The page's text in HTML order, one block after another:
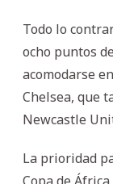
Todo lo
ocho puntos
acomodarse
Chelsea, que
Newcastle
La prioridad